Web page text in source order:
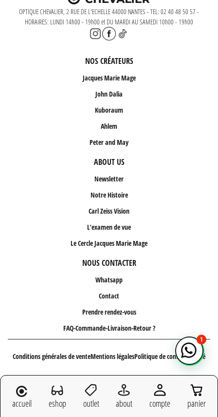
accueil eshop outlet about compte panier
OPTIQUE CHEVALIER, 2 RUE DE L'ECHELLE 44000 NANTES - TEL: 02 40 48 50 57 -
HORAIRES: LUNDI 14h00 - 19h00 et DU MARDI AU SAMEDI 10h00 - 19h00
NOS CRÉATEURS
Jacques Marie Mage
John Dalia
Kuboraum
Ahlem
Peter and May
ABOUT US
Newsletter
Notre Histoire
Carl Zeiss Vision
L’examen de vue
Le Cercle Jacques Marie Mage
NOUS CONTACTER
Whatsapp
Contact
Prendre rendez-vous
FAQ-Commande-Livraison-Retour ?
Conditions générales de venteMentions légalesPolitique de confidentialité
Copyright 2026 - Site réalisé parl'agence web LATELIER
1